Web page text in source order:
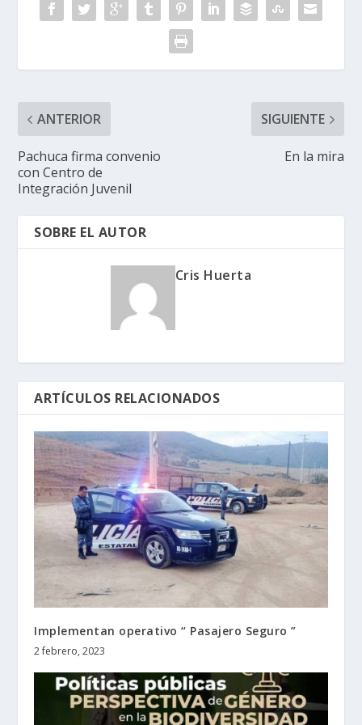
ANTERIOR
Pachuca firma convenio
con Centro de
Integración Juvenil
SIGUIENTE
En la mira
SOBRE EL AUTOR
Cris Huerta
ARTÍCULOS RELACIONADOS
Implementan operativo “ Pasajero Seguro ”
2 febrero, 2023